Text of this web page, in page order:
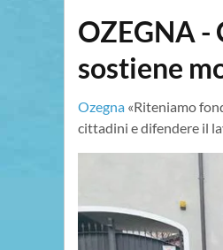
OZEGNA
sostiene
Ozegna «Riteniamo
cittadini e difendere il